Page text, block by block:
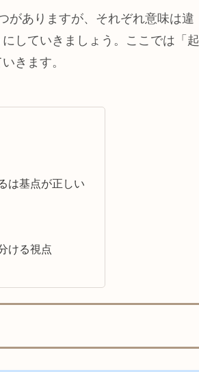
がありますが、それぞれ意味は違
していきましょう。ここでは「起
きます。
は基点が正しい
ける視点